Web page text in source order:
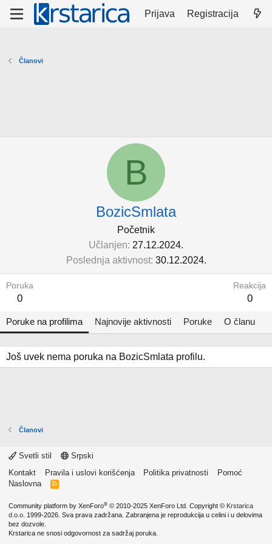
Prijava Registracija
Članovi
B
BozicSmlata
Početnik
Učlanjen 27.12.2024.
Poslednja aktivnost 30.12.2024.
Poruka
0
Reakcija
0
Poruke na profilima Najnovije aktivnosti Poruke O članu
Još uvek nema poruka na BozicSmlata profilu.
Članovi
Svetli stil
Srpski
Kontakt
Pravila i uslovi korišćenja Politika privatnosti
Pomoć
Naslovna
R
Community platform by XenForo® © 2010-2025 XenForo Ltd. Copyright © Krstarica
d.o.o. 1999-2026. Sva prava zadržana. Zabranjena je reprodukcija u celini i u delovima
bez dozvole.
Krstarica ne snosi odgovornost za sadržaj poruka.